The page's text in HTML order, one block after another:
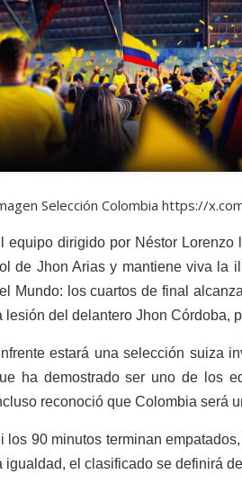
Selección Colombia https://
equipo dirigido por Néstor
de Jhon Arias y mantiene viva la
Mundo: los cuartos de final
lesión del delantero Jhon Córdoba,
estará una selección suiza
ha demostrado ser uno de los
reconoció que Colombia será
los 90 minutos terminan
igualdad, el clasificado se definirá